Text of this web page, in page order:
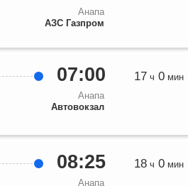
Анапа
АЗС Газпром
07:00
Анапа
Автовокзал
17 ч 0мин
08:25
Анапа
18ч 0мин